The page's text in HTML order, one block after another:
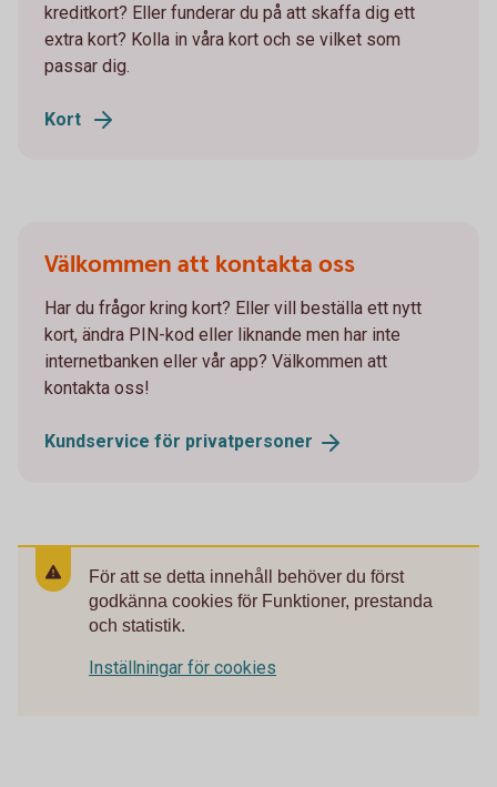
kreditkort? Eller funderar du på att skaffa dig ett
extra kort? Kolla in våra kort och se vilket som
passar dig.
Kort
Välkommen att kontakta oss
Har du frågor kring kort? Eller vill beställa ett nytt
kort, ändra PIN-kod eller liknande men har inte
internetbanken eller vår app? Välkommen att
kontakta oss!
Kundservice för privatpersoner
För att se detta innehåll behöver du först
godkänna cookies för Funktioner, prestanda
och statistik.
Inställningar för cookies